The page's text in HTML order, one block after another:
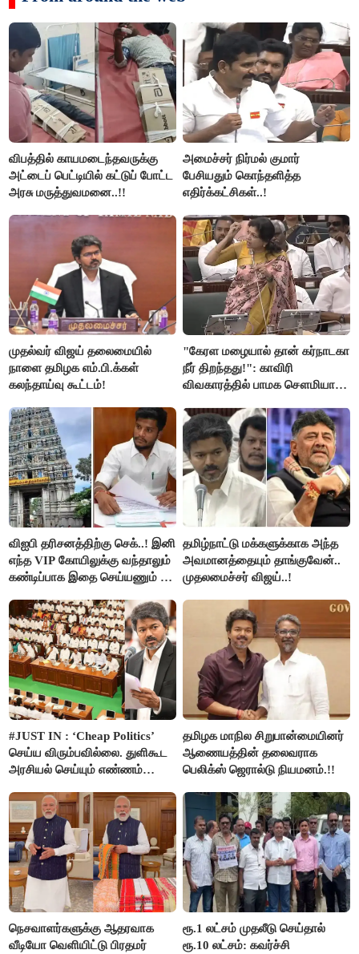
விபத்தில் காயமடைந்தவருக்கு
அட்டைப் பெட்டியில் கட்டுப் போட்ட
அரசு மருத்துவமனை..!!
அமைச்சர் நிர்மல் குமார்
பேசியதும் கொந்தளித்த
எதிர்க்கட்சிகள்..!
முதல்வர் விஜய் தலைமையில்
நாளை தமிழக எம்.பி.க்கள்
கலந்தாய்வு கூட்டம்!
"கேரள மழையால் தான் கர்நாடகா
நீர் திறந்தது!": காவிரி
விவகாரத்தில் பாமக சௌமியா
விஐபி தரிசனத்திற்கு செக்..! இனி
எந்த VIP கோயிலுக்கு வந்தாலும்
கண்டிப்பாக இதை செய்யணும் -
தமிழ்நாட்டு மக்களுக்காக அந்த
அவமானத்தையும் தாங்குவேன்..
முதலமைச்சர் விஜய்..!
#JUST IN : ‘Cheap Politics’
செய்ய விரும்பவில்லை. துளிகூட
அரசியல் செய்யும் எண்ணம்
விஜய் பதில்!
தமிழக மாநில சிறுபான்மையினர்
ஆணையத்தின் தலைவராக
பெலிக்ஸ் ஜெரால்டு நியமனம்.!!
நெசவாளர்களுக்கு ஆதரவாக
வீடியோ வெளியிட்டு பிரதமர்
ரூ.1 லட்சம் முதலீடு செய்தால்
ரூ.10 லட்சம்: கவர்ச்சி